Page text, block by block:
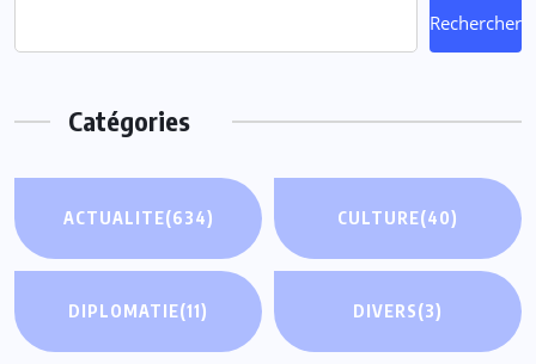
Rechercher
Catégories
ACTUALITE(634) CULTURE(40)
DIPLOMATIE(11) DIVERS(3)